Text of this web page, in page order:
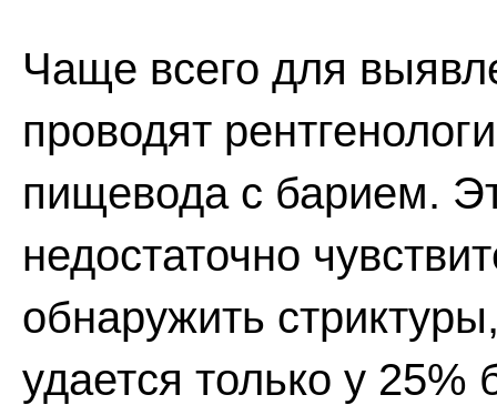
Чаще всего для
проводят
пищевода с барием.
недостаточно
обнаружить
удается только у